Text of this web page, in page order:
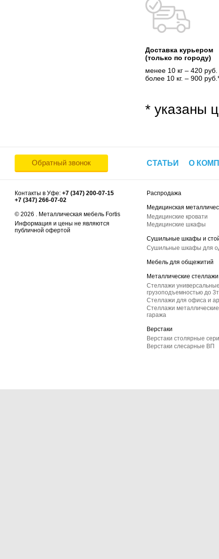
Доставка курьером
(только по городу)
менее 10 кг – 420 руб.
более 10 кг. – 900
* указаны
Обратный звонок СТАТЬИ О
Контакты в Уфе: +7 (347) 200-07-15
+7 (347) 266-07-02
© 2026 . Металлическая мебель Fortis
Информация и цены не являются
публичной офертой
Распродажа
Медицинская
Медицинские кровати
Медицинские шкафы
Сушильные шкафы и
Сушильные шкафы для
Мебель для общежитий
Металлические стеллажи
Стеллажи
грузоподъемностью до
Стеллажи для офиса и
Стеллажи
гаража
Верстаки
Верстаки столярные
Верстаки слесарные ВП